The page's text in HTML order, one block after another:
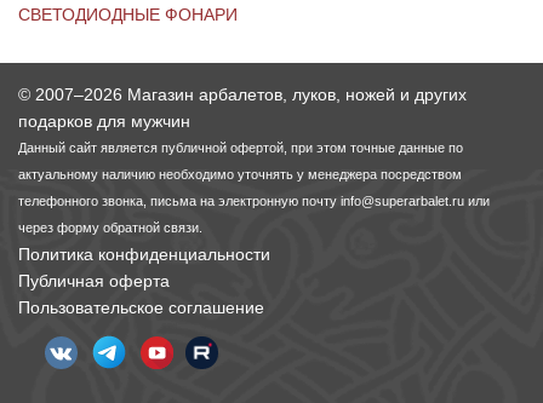
СВЕТОДИОДНЫЕ ФОНАРИ
© 2007–2026 Магазин арбалетов, луков, ножей и других
подарков для мужчин
Данный сайт является публичной офертой, при этом точные данные по
актуальному наличию необходимо уточнять у менеджера посредством
телефонного звонка, письма на электронную почту info@superarbalet.ru или
через форму обратной связи.
Политика конфиденциальности
Публичная оферта
Пользовательское соглашение